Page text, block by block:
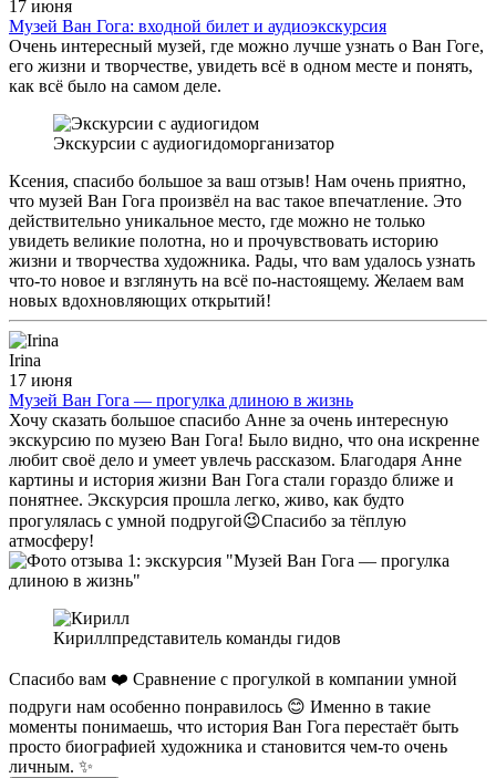
17 июня
Музей Ван Гога: входной билет и аудиоэкскурсия
Очень интересный музей, где можно лучше узнать о Ван Гоге,
его жизни и творчестве, увидеть всё в одном месте и понять,
как всё было на самом деле.
Экскурсии с аудиогидоморганизатор
Ксения, спасибо большое за ваш отзыв! Нам очень приятно,
что музей Ван Гога произвёл на вас такое впечатление. Это
действительно уникальное место, где можно не только
увидеть великие полотна, но и прочувствовать историю
жизни и творчества художника. Рады, что вам удалось узнать
что-то новое и взглянуть на всё по-настоящему. Желаем вам
новых вдохновляющих открытий!
Irina
17 июня
Музей Ван Гога — прогулка длиною в жизнь
Хочу сказать большое спасибо Анне за очень интересную
экскурсию по музею Ван Гога! Было видно, что она искренне
любит своё дело и умеет увлечь рассказом. Благодаря Анне
картины и история жизни Ван Гога стали гораздо ближе и
понятнее. Экскурсия прошла легко, живо, как будто
прогулялась с умной подругой😉Спасибо за тёплую
атмосферу!
Кириллпредставитель команды гидов
Спасибо вам ❤️ Сравнение с прогулкой в компании умной
подруги нам особенно понравилось 😊 Именно в такие
моменты понимаешь, что история Ван Гога перестаёт быть
просто биографией художника и становится чем-то очень
личным. ✨